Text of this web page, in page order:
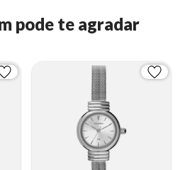
pode te agradar